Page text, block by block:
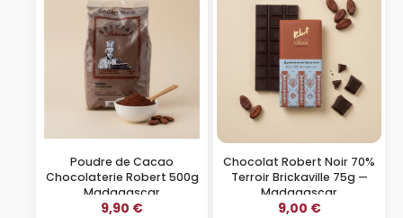
Poudre de Cacao
Chocolaterie Robert 500g
Madagascar
9,90 €
Chocolat Robert Noir 70%
Terroir Brickaville 75g —
Madagascar
9,00 €